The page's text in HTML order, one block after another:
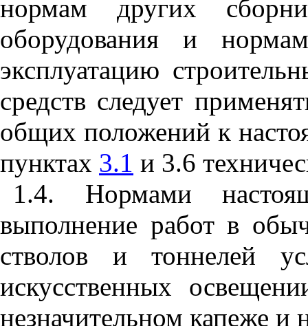
нормам других
оборудования и
эксплуатацию
средств следует
общих положений к
пунктах 3.1 и 3.6
1.4. Нормами
выполнение работ в
стволов и тоннелей
искусственных
незначительном капеже